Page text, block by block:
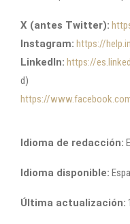
X (antes Twitter):
Instagram: https://
LinkedIn: https://
https://
Idioma de redacción:
Idioma disponible:
Última actualización: